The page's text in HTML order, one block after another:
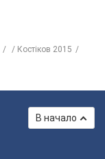
Костіков 2015
В начало